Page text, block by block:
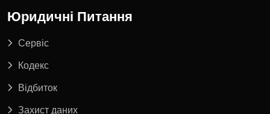
Юридичні Питання
Сервіс
Кодекс
Відбиток
Захист даних